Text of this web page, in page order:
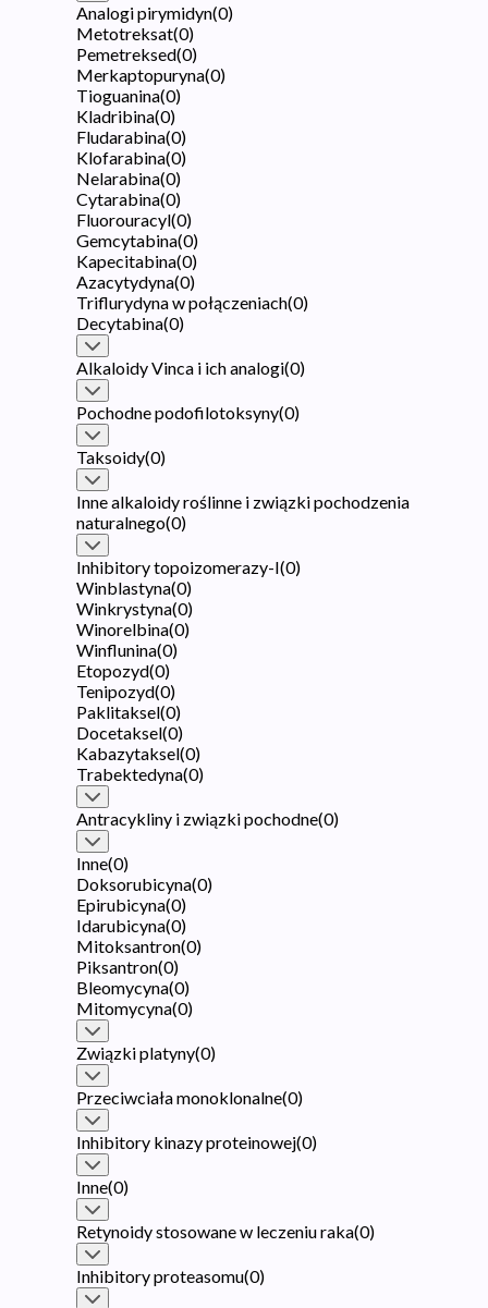
Analogi pirymidyn(0)
Metotreksat(0)
Pemetreksed(0)
Merkaptopuryna(0)
Tioguanina(0)
Kladribina(0)
Fludarabina(0)
Klofarabina(0)
Nelarabina(0)
Cytarabina(0)
Fluorouracyl(0)
Gemcytabina(0)
Kapecitabina(0)
Azacytydyna(0)
Triflurydyna w połączeniach(0)
Decytabina(0)
Alkaloidy Vinca i ich analogi(0)
Pochodne podofilotoksyny(0)
Taksoidy(0)
Inne alkaloidy roślinne i związki pochodzenia
naturalnego(0)
Inhibitory topoizomerazy-I(0)
Winblastyna(0)
Winkrystyna(0)
Winorelbina(0)
Winflunina(0)
Etopozyd(0)
Tenipozyd(0)
Paklitaksel(0)
Docetaksel(0)
Kabazytaksel(0)
Trabektedyna(0)
Antracykliny i związki pochodne(0)
Inne(0)
Doksorubicyna(0)
Epirubicyna(0)
Idarubicyna(0)
Mitoksantron(0)
Piksantron(0)
Bleomycyna(0)
Mitomycyna(0)
Związki platyny(0)
Przeciwciała monoklonalne(0)
Inhibitory kinazy proteinowej(0)
Inne(0)
Retynoidy stosowane w leczeniu raka(0)
Inhibitory proteasomu(0)